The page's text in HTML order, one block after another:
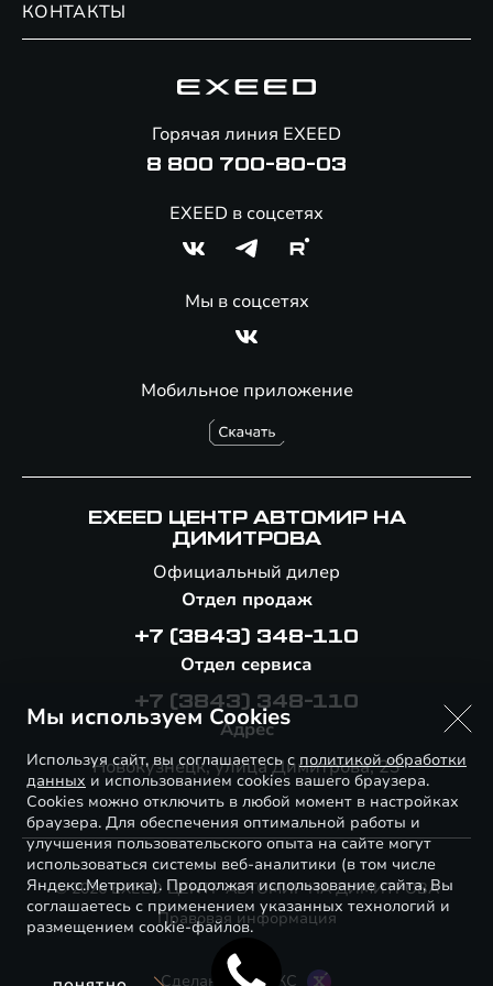
Сервис
Помощь на дорогах
Специальные предложения
КОНТАКТЫ
Мобильное приложение
Горячая линия EXEED
8 800 700-80-03
EXEED в соцсетях
Мы в соцсетях
EXEED ЦЕНТР АВТОМИР НА
ДИМИТРОВА
Официальный дилер
Отдел продаж
+7 (3843) 348-110
Отдел сервиса
+7 (3843) 348-110
Адрес
Новокузнецк, улица Димитрова, 23
© 2026 EXEED ЦЕНТР АВТОМИР НА ДИМИТРОВА
Правовая информация
Сделано в ПЕРКС
Мы используем Cookies
Используя сайт, вы соглашаетесь сполитикой обработки
данных и использованием cookies вашего браузера.
Cookies можно отключить в любой момент в настройках
браузера. Для обеспечения оптимальной работы и
улучшения пользовательского опыта на сайте могут
использоваться системы веб-аналитики (в том числе
Яндекс.Метрика). Продолжая использование сайта, Вы
соглашаетесь с применением указанных технологий и
размещением cookie-файлов.